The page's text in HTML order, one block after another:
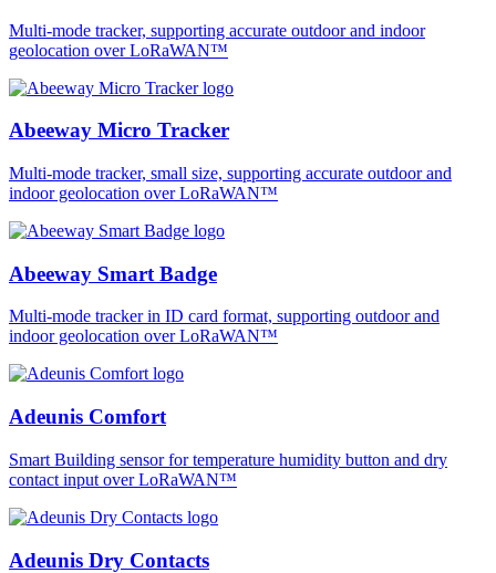
Multi-mode tracker, supporting accurate outdoor and indoor
geolocation over LoRaWAN™
Abeeway Micro Tracker
Multi-mode tracker, small size, supporting accurate outdoor and
indoor geolocation over LoRaWAN™
Abeeway Smart Badge
Multi-mode tracker in ID card format, supporting outdoor and
indoor geolocation over LoRaWAN™
Adeunis Comfort
Smart Building sensor for temperature humidity button and dry
contact input over LoRaWAN™
Adeunis Dry Contacts